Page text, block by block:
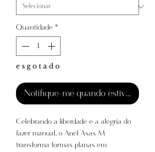
Quantidade *
e s g o t a d o
Notifique-me quando estiver
Celebrando a liberdade e a alegria do
fazer manual, o Anel Asas M
transforma formas planas em